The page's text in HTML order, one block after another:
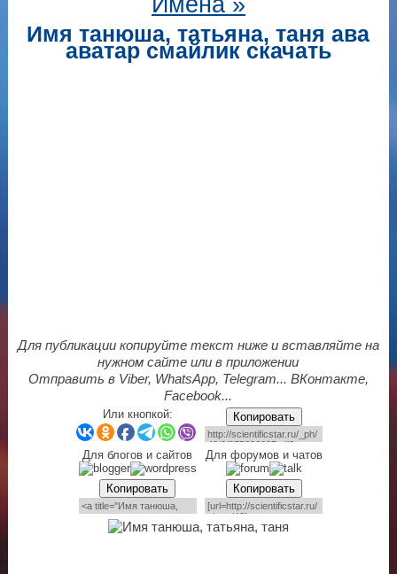
Имя танюша, татьяна, таня ава
аватар смайлик скачать
Для публикации копируйте текст ниже и вставляйте на
нужном сайте или в приложении
Отправить в Viber, WhatsApp, Telegram... ВКонтакте,
Facebook...
Или кнопкой: Копировать
Для блогов и сайтов Для форумов и чатов
Копировать Копировать